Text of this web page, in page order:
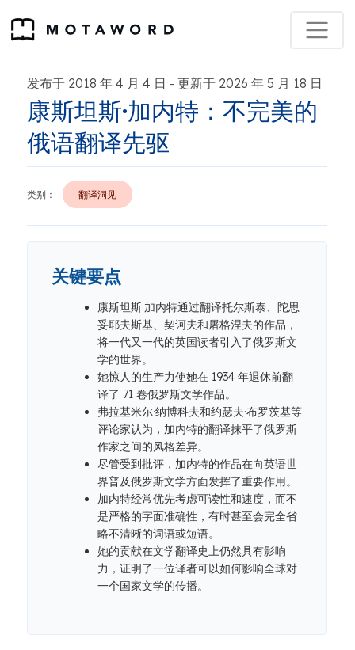
发布于 2018 年 4 月 4 日 - 更新于 2026 年 5 月 18 日
康斯坦斯·加内特：不完美的
俄语翻译先驱
类别： 翻译洞见
关键要点
康斯坦斯·加内特通过翻译托尔斯泰、陀思
妥耶夫斯基、契诃夫和屠格涅夫的作品，
将一代又一代的英国读者引入了俄罗斯文
学的世界。
她惊人的生产力使她在 1934 年退休前翻
译了 71 卷俄罗斯文学作品。
弗拉基米尔·纳博科夫和约瑟夫·布罗茨基等
评论家认为，加内特的翻译抹平了俄罗斯
作家之间的风格差异。
尽管受到批评，加内特的作品在向英语世
界普及俄罗斯文学方面发挥了重要作用。
加内特经常优先考虑可读性和速度，而不
是严格的字面准确性，有时甚至会完全省
略不清晰的词语或短语。
她的贡献在文学翻译史上仍然具有影响
力，证明了一位译者可以如何影响全球对
一个国家文学的传播。